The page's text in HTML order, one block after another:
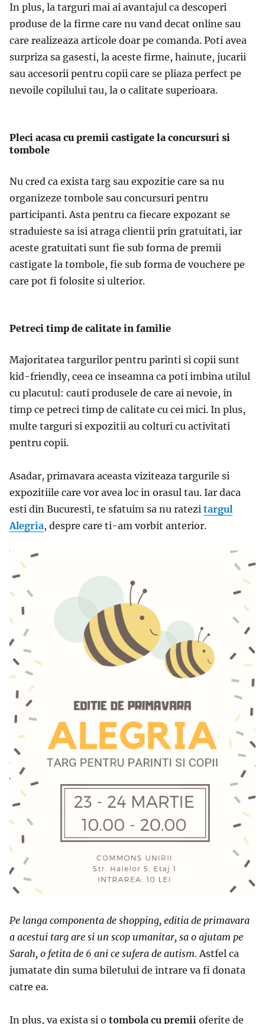
In plus, la targuri mai ai avantajul ca descoperi
produse de la firme care nu vand decat online sau
care realizeaza articole doar pe comanda. Poti avea
surpriza sa gasesti, la aceste firme, hainute, jucarii
sau accesorii pentru copii care se pliaza perfect pe
nevoile copilului tau, la o calitate superioara.
Pleci acasa cu premii castigate la concursuri si
tombole
Nu cred ca exista targ sau expozitie care sa nu
organizeze tombole sau concursuri pentru
participanti. Asta pentru ca fiecare expozant se
straduieste sa isi atraga clientii prin gratuitati, iar
aceste gratuitati sunt fie sub forma de premii
castigate la tombole, fie sub forma de vouchere pe
care pot fi folosite si ulterior.
Petreci timp de calitate in familie
Majoritatea targurilor pentru parinti si copii sunt
kid-friendly, ceea ce inseamna ca poti imbina utilul
cu placutul: cauti produsele de care ai nevoie, in
timp ce petreci timp de calitate cu cei mici. In plus,
multe targuri si expozitii au colturi cu activitati
pentru copii.
Asadar, primavara aceasta viziteaza targurile si
expozitiile care vor avea loc in orasul tau. Iar daca
esti din Bucuresti, te sfatuim sa nu ratezi targul
Alegria, despre care ti-am vorbit anterior.
Pe langa componenta de shopping, editia de primavara
a acestui targ are si un scop umanitar, sa o ajutam pe
Sarah, o fetita de 6 ani ce sufera de autism.Astfel ca
jumatate din suma biletului de intrare va fi donata
catre ea.
In plus, va exista si o tombola cu premii oferite de